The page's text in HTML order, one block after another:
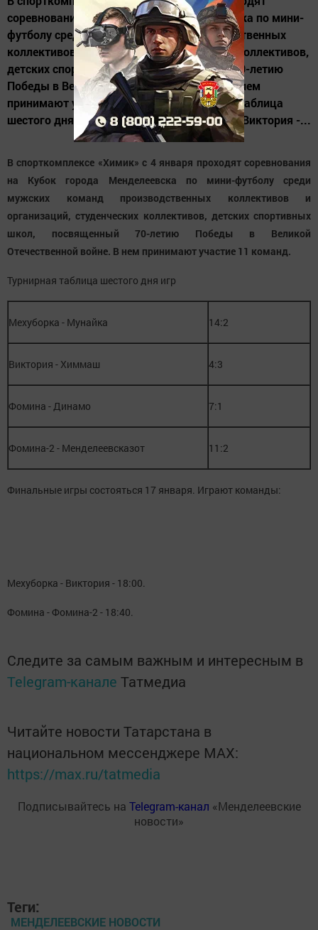
соревнования на Кубок города Менделеевска по мини-
футболу среди мужских команд производственных
коллективов и организаций, студенческих коллективов,
детских спортивных школ, посвященный 70-летию
Победы в Великой Отечественной войне. В нем
принимают участие 11 команд. Турнирная таблица
шестого дня игр Мехуборка - Мунайка 14:2 Виктория -...
В спорткомплексе «Химик» с 4 января проходят соревнования
на Кубок города Менделеевска по мини-футболу среди
мужских команд производственных коллективов и
организаций, студенческих коллективов, детских спортивных
школ, посвященный 70-летию Победы в Великой
Отечественной войне. В нем принимают участие 11 команд.
Турнирная таблица шестого дня игр
Мехуборка - Мунайка 14:2
Виктория - Химмаш 4:3
Фомина - Динамо 7:1
Фомина-2 - Менделеевсказот 11:2
Финальные игры состояться 17 января. Играют команды:
Мехуборка - Виктория - 18:00.
Фомина - Фомина-2 - 18:40.
Следите за самым важным и интересным в
Telegram-канале Татмедиа
Читайте новости Татарстана в
национальном мессенджере MАХ:
https://max.ru/tatmedia
Подписывайтесь на Telegram-канал «Менделеевские
новости»
Теги:
МЕНДЕЛЕЕВСКИЕ НОВОСТИ